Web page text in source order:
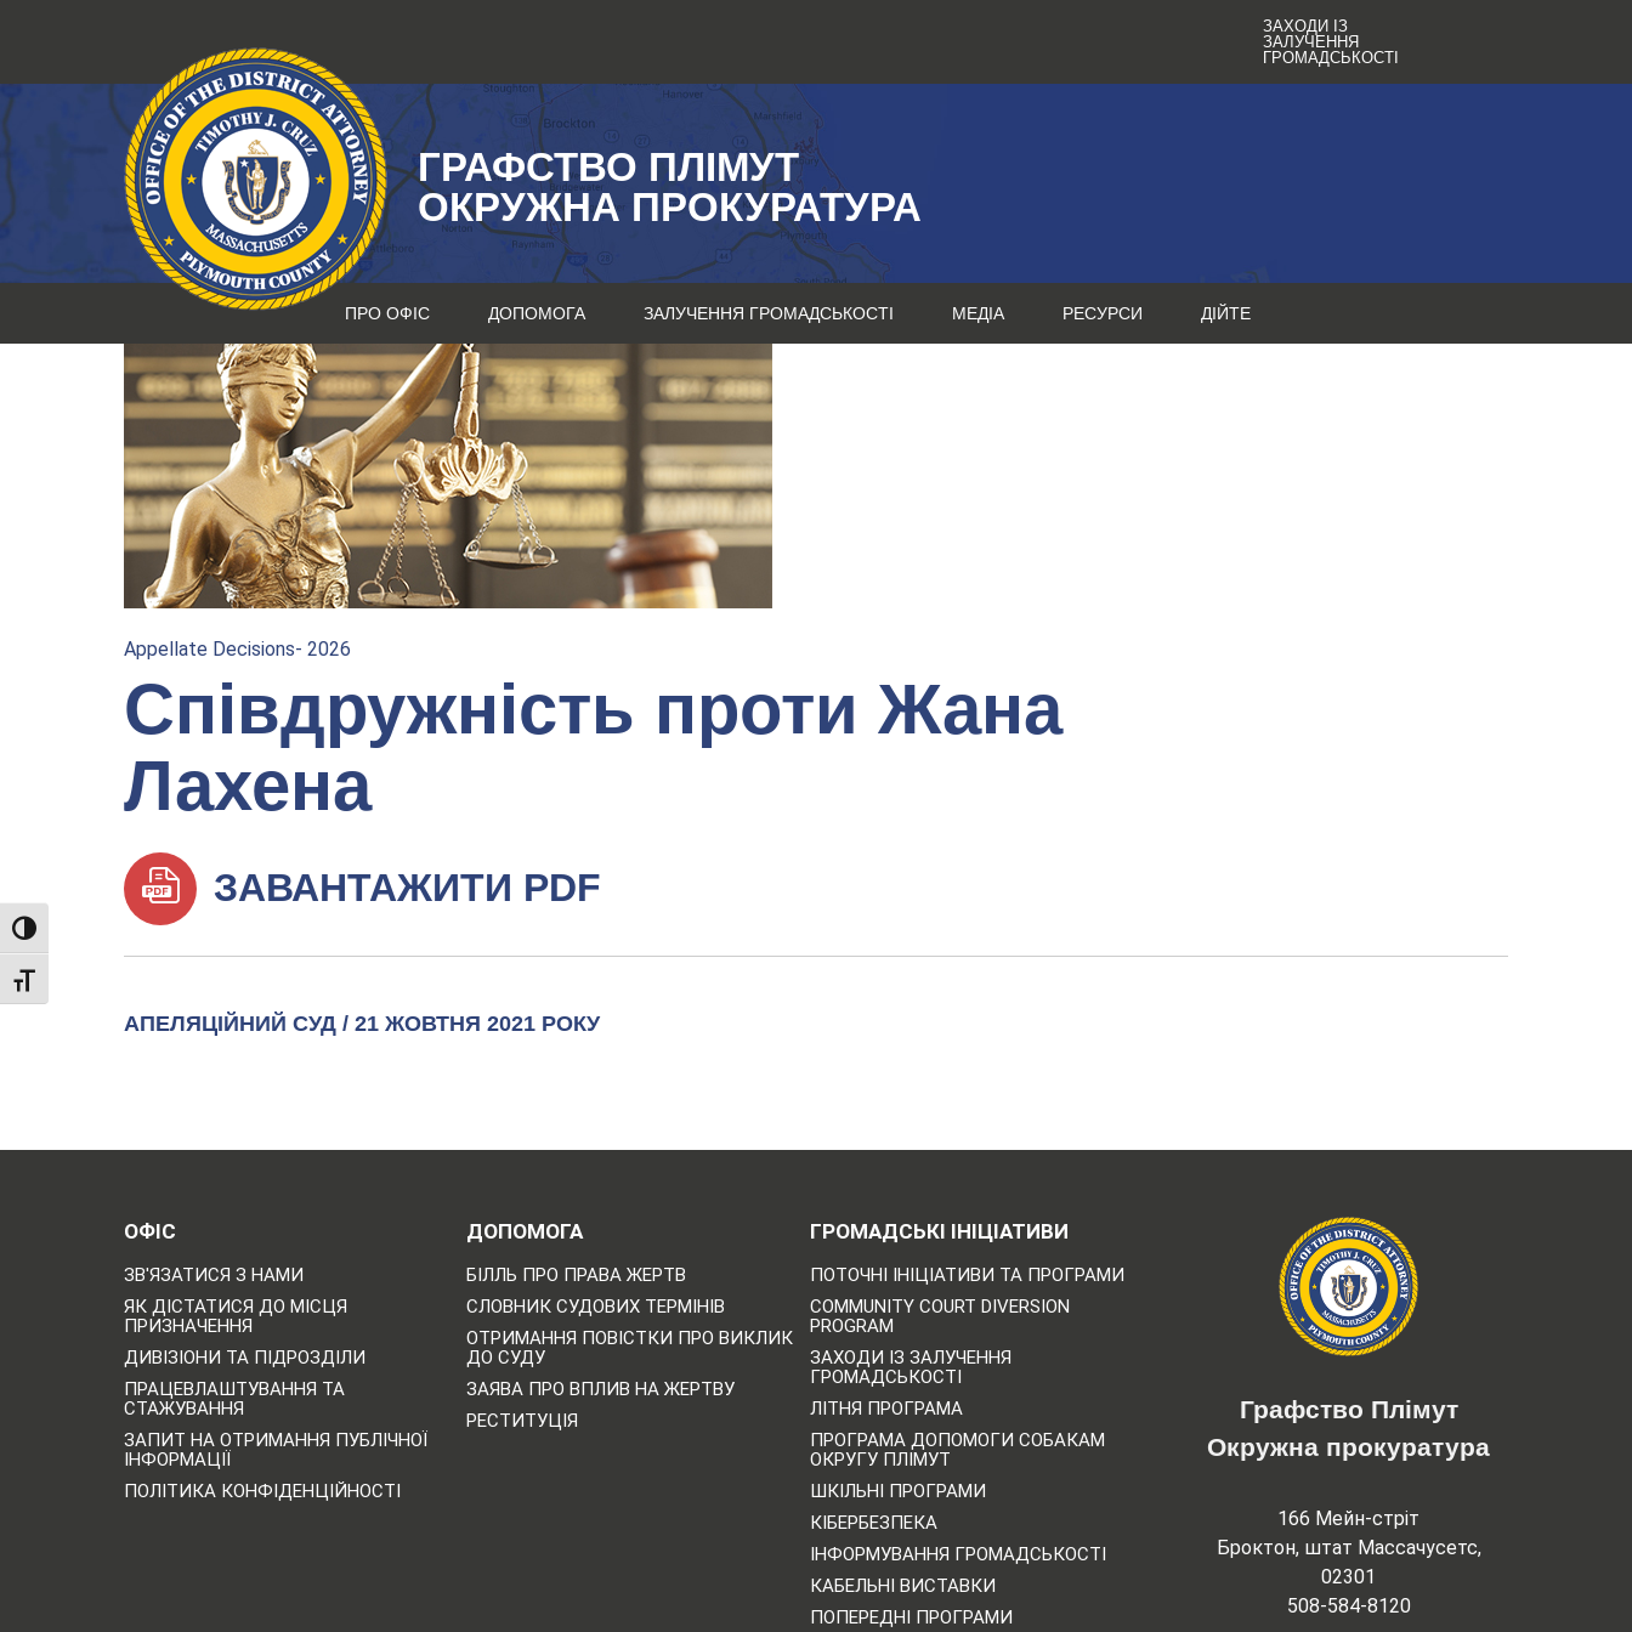
TOGGLE HIGH CONTRAST
TOGGLE FONT SIZE
ЗАХОДИ ІЗ
ЗАЛУЧЕННЯ
ГРОМАДСЬКОСТІ
ГРАФСТВО ПЛІМУТ
ОКРУЖНА ПРОКУРАТУРА
ПРО ОФІС ДОПОМОГА ЗАЛУЧЕННЯ ГРОМАДСЬКОСТІ МЕДІА РЕСУРСИ ДІЙТЕ
Appellate Decisions- 2026
Співдружність проти Жана
Лахена
ЗАВАНТАЖИТИ PDF
АПЕЛЯЦІЙНИЙ СУД / 21 ЖОВТНЯ 2021 РОКУ
ОФІС
ЗВ'ЯЗАТИСЯ З НАМИ
ЯК ДІСТАТИСЯ ДО МІСЦЯ
ПРИЗНАЧЕННЯ
ДИВІЗІОНИ ТА ПІДРОЗДІЛИ
ПРАЦЕВЛАШТУВАННЯ ТА
СТАЖУВАННЯ
ЗАПИТ НА ОТРИМАННЯ ПУБЛІЧНОЇ
ІНФОРМАЦІЇ
ПОЛІТИКА КОНФІДЕНЦІЙНОСТІ
ДОПОМОГА
БІЛЛЬ ПРО ПРАВА ЖЕРТВ
СЛОВНИК СУДОВИХ ТЕРМІНІВ
ОТРИМАННЯ ПОВІСТКИ ПРО ВИКЛИК
ДО СУДУ
ЗАЯВА ПРО ВПЛИВ НА ЖЕРТВУ
РЕСТИТУЦІЯ
ГРОМАДСЬКІ ІНІЦІАТИВИ
ПОТОЧНІ ІНІЦІАТИВИ ТА ПРОГРАМИ
COMMUNITY COURT DIVERSION
PROGRAM
ЗАХОДИ ІЗ ЗАЛУЧЕННЯ
ГРОМАДСЬКОСТІ
ЛІТНЯ ПРОГРАМА
ПРОГРАМА ДОПОМОГИ СОБАКАМ
ОКРУГУ ПЛІМУТ
ШКІЛЬНІ ПРОГРАМИ
КІБЕРБЕЗПЕКА
ІНФОРМУВАННЯ ГРОМАДСЬКОСТІ
КАБЕЛЬНІ ВИСТАВКИ
ПОПЕРЕДНІ ПРОГРАМИ
Графство Плімут
Окружна прокуратура
166 Мейн-стріт
Броктон, штат Массачусетс,
02301
508-584-8120